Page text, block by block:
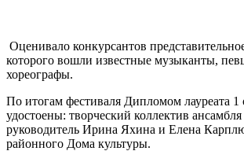
Оценивало конкурсантов
которого вошли известные музыканты,
хореографы.
По итогам фестиваля Дипломом лауреата 1
удостоены: творческий коллектив
руководитель Ирина Яхина и Елена
районного Дома культуры.